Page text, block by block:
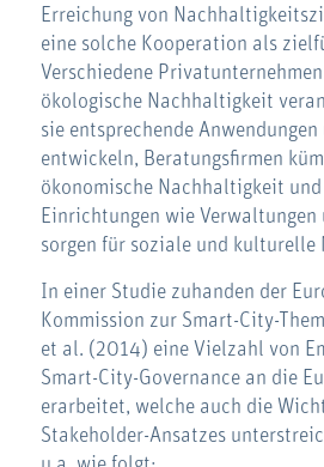
Erreichung von
eine solche Kooperation als
Verschiedene
ökologische Nachhaltigkeit
sie entsprechende
entwickeln, Beratungsfirmen
ökonomische Nachhaltigkeit
Einrichtungen wie
sorgen für soziale und kulturelle
In einer Studie zuhanden der
Kommission zur Smart-City-
et al. (2014) eine Vielzahl von
Smart-City-Governance an die
erarbeitet, welche auch die
Stakeholder-Ansatzes